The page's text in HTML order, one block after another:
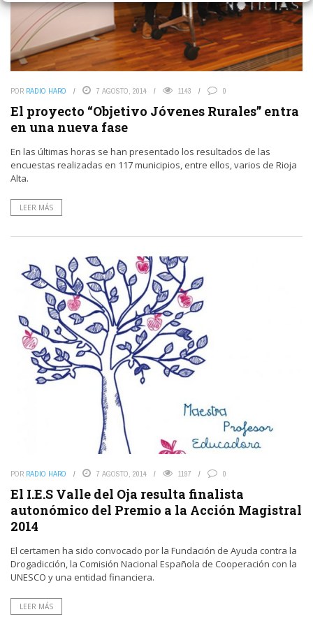
POR RADIO HARO 7 AGOSTO, 2014 1143 0
El proyecto “Objetivo Jóvenes Rurales” entra
en una nueva fase
En las últimas horas se han presentado los resultados de las
encuestas realizadas en 117 municipios, entre ellos, varios de Rioja
Alta.
LEER MÁS
POR RADIO HARO 7 AGOSTO, 2014 1197 0
El I.E.S Valle del Oja resulta finalista
autonómico del Premio a la Acción Magistral
2014
El certamen ha sido convocado por la Fundación de Ayuda contra la
Drogadicción, la Comisión Nacional Española de Cooperación con la
UNESCO y una entidad financiera.
LEER MÁS